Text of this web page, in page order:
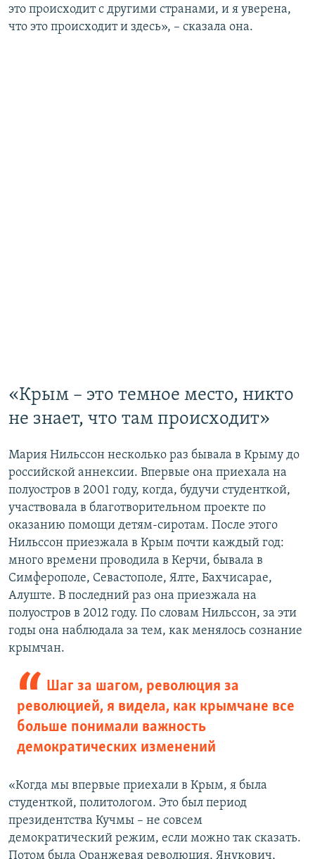
это происходит с другими странами, и я уверена,
что это происходит и здесь», – сказала она.
«Крым – это темное место, никто
не знает, что там происходит»
Мария Нильссон несколько раз бывала в Крыму до
российской аннексии. Впервые она приехала на
полуостров в 2001 году, когда, будучи студенткой,
участвовала в благотворительном проекте по
оказанию помощи детям-сиротам. После этого
Нильссон приезжала в Крым почти каждый год:
много времени проводила в Керчи, бывала в
Симферополе, Севастополе, Ялте, Бахчисарае,
Алуште. В последний раз она приезжала на
полуостров в 2012 году. По словам Нильссон, за эти
годы она наблюдала за тем, как менялось сознание
крымчан.
Шаг за шагом, революция за
революцией, я видела, как крымчане все
больше понимали важность
демократических изменений
«Когда мы впервые приехали в Крым, я была
студенткой, политологом. Это был период
президентства Кучмы – не совсем
демократический режим, если можно так сказать.
Потом была Оранжевая революция, Янукович,